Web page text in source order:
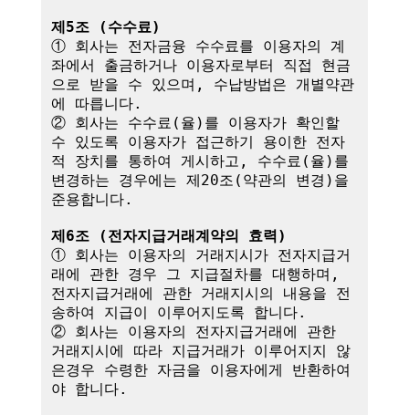
제5조 (수수료)
① 회사는 전자금융 수수료를 이용자의 계
좌에서 출금하거나 이용자로부터 직접 현금
으로 받을 수 있으며, 수납방법은 개별약관
에 따릅니다.
② 회사는 수수료(율)를 이용자가 확인할
수 있도록 이용자가 접근하기 용이한 전자
적 장치를 통하여 게시하고, 수수료(율)를
변경하는 경우에는 제20조(약관의 변경)을
준용합니다.
제6조 (전자지급거래계약의 효력)
① 회사는 이용자의 거래지시가 전자지급거
래에 관한 경우 그 지급절차를 대행하며,
전자지급거래에 관한 거래지시의 내용을 전
송하여 지급이 이루어지도록 합니다.
② 회사는 이용자의 전자지급거래에 관한
거래지시에 따라 지급거래가 이루어지지 않
은경우 수령한 자금을 이용자에게 반환하여
야 합니다.